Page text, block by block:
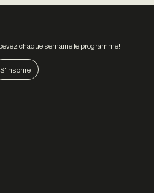
chaque semaine le programme!